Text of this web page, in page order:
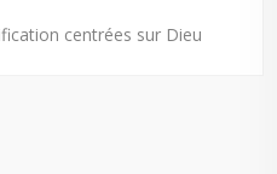
centrées sur Dieu